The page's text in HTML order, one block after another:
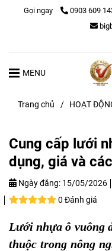
Gọi ngay 0903 609
MENU
Trang chủ / HOẠT
Cung cấp lưới
dụng, giá và
Ngày đăng: 15/05/2026
0 Đánh giá
Lưới nhựa ô vuông
thuộc trong nông